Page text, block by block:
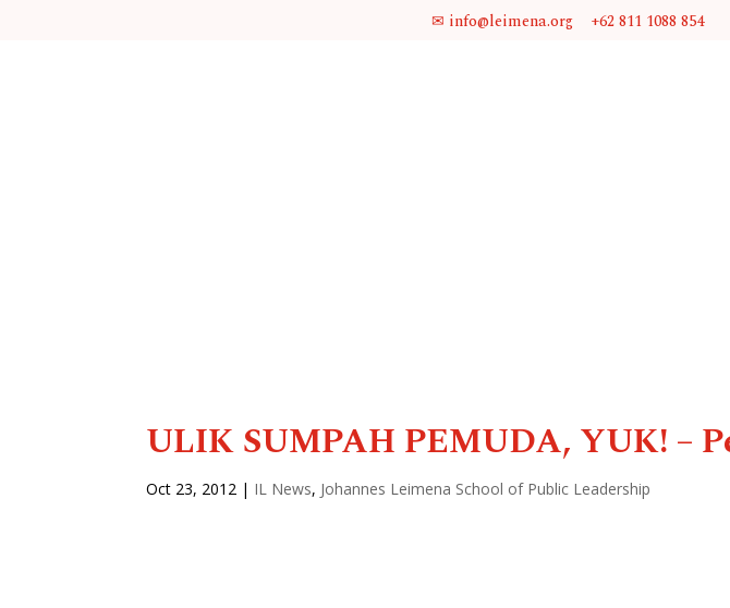
✉ info@leimena.org +62 811 1088 854
ULIK SUMPAH PEMUDA, YUK! –
Oct 23, 2012 | IL News, Johannes Leimena School of Public Leadership